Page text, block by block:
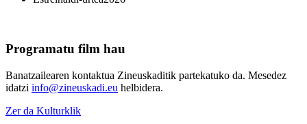
Programatu film hau
Banatzailearen kontaktua Zineuskaditik partekatuko da. Mesedez
idatzi info@zineuskadi.eu helbidera.
Zer da Kulturklik